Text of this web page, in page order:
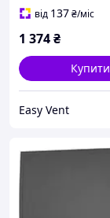
від 137₴/міс
1 374₴
Купити
Easy Vent